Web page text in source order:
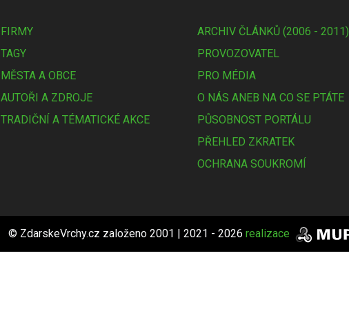
FIRMY
TAGY
MĚSTA A OBCE
AUTOŘI A ZDROJE
TRADIČNÍ A TÉMATICKÉ AKCE
ARCHIV ČLÁNKŮ (2006 - 2011)
PROVOZOVATEL
PRO MÉDIA
O NÁS ANEB NA CO SE PTÁTE
PŮSOBNOST PORTÁLU
PŘEHLED ZKRATEK
OCHRANA SOUKROMÍ
© ZdarskeVrchy.cz založeno 2001 | 2021 - 2026 realizace